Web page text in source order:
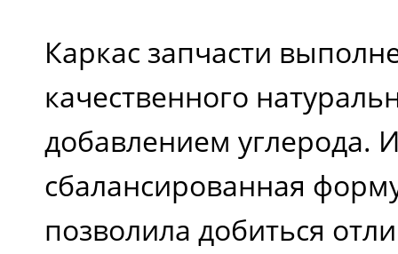
Каркас запчасти
качественного
добавлением углерода.
сбалансированная
позволила добиться